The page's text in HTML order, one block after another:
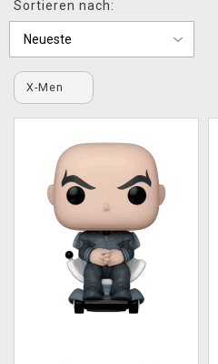
XZONE CLUB
Sortieren nach:
X-Men